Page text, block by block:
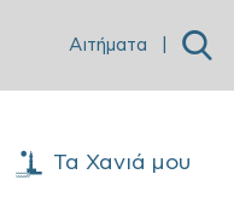
Αιτήματα
Τα Χανιά μου